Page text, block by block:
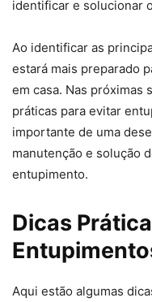
identificar e solucionar
Ao identificar as
estará mais preparado
em casa. Nas próximas
práticas para evitar
importante de uma
manutenção e solução
entupimento.
Dicas
Aqui estão algumas